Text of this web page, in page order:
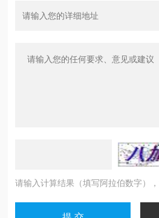
请输入计算结果（填写阿拉伯数字）